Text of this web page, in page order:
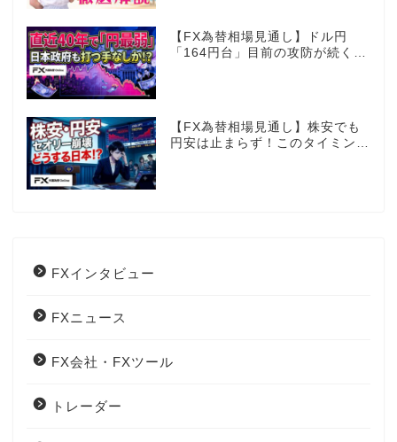
【FX為替相場見通し】ドル円
「164円台」目前の攻防が続く！
【FX為替相場見通し】株安でも
円安は止まらず！このタイミング
FXインタビュー
FXニュース
FX会社・FXツール
トレーダー